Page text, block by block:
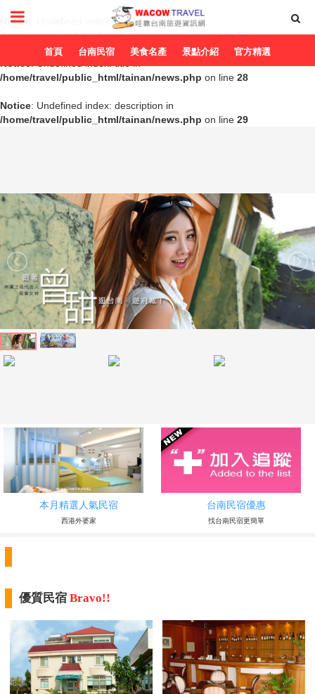
Notice
: Undefined index: title in
/home/travel/public_html/tainan/news.phpon line20
/home/travel/public_html/tainan/news.php on line 28
Notice: Undefined index: description in
/home/travel/public_html/tainan/news.php on line 29
首頁 台南民宿 美食名產 景點介紹 官方精選
本月精選人氣民宿
西港外婆家
台南民宿優惠
找台南民宿更簡單
優質民宿 Bravo!!